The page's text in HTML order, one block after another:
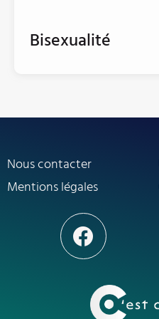
Bisexualité
Nous contacter
Mentions légales